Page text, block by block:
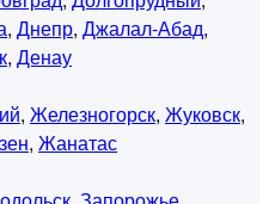
, Днепр, Джалал-Абад,
, Денау
, Железногорск, Жуковск,
, Жанатас